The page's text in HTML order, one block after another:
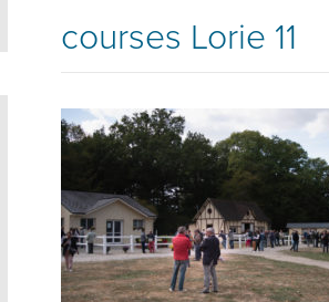
courses Lorie 11